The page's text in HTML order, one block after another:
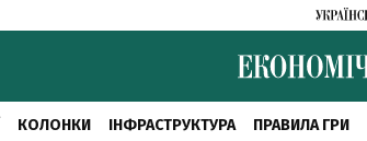
КОЛОНКИ ІНФРАСТРУКТУРА ПРАВИЛА ГРИ